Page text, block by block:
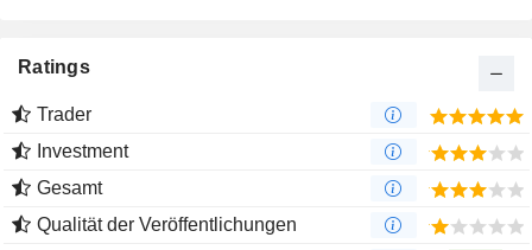
Ratings
Trader
Investment
Gesamt
Qualität der Veröffentlichungen